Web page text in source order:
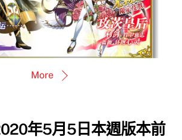
More
年5月5日本週版本前